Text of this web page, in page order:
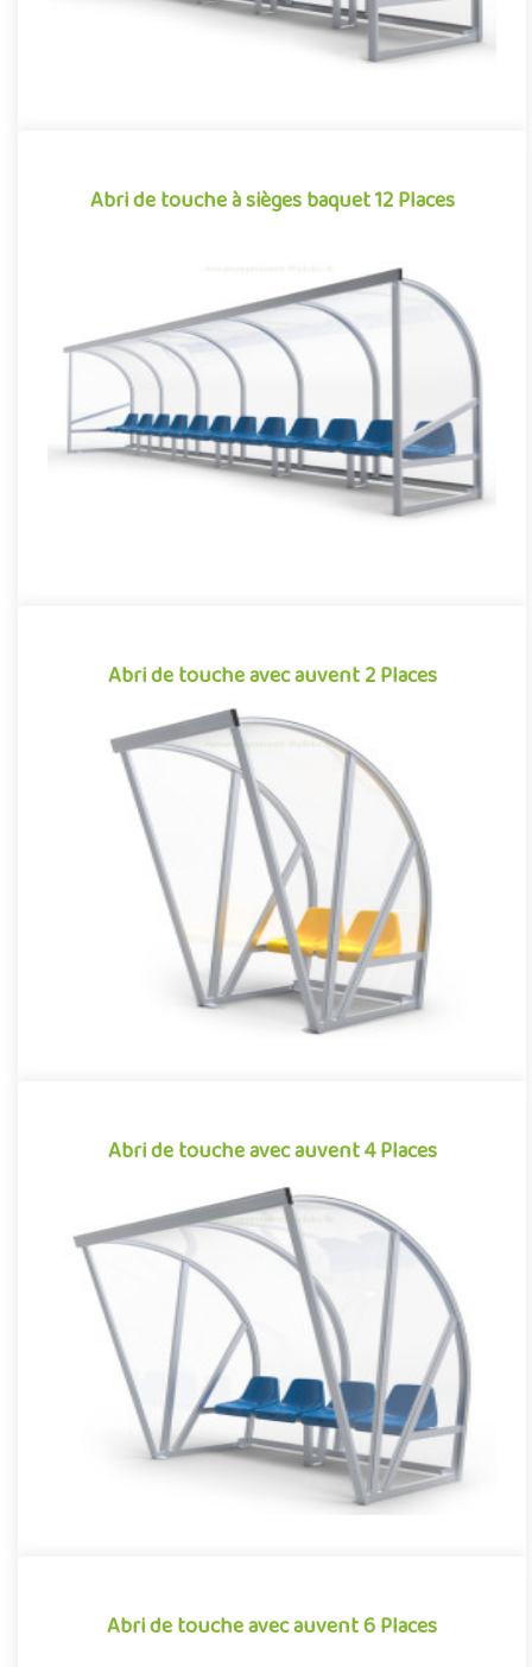
Abri de touche à sièges baquet 12 Places
Abri de touche à sièges baquet 12 Places
Football, rugby, baseball, hockey sur gazon… De nombreux
sports collectifs requièrent, dans leur pratique, la présence de
Offre partenaire
Abri de touche avec auvent 2 Places
Abri de touche avec auvent 2 Places
Équipement pour aménagements sportifs extérieurs
conjuguant confort et robustesse, cet abri de touche monobloc
garantit une i..
Offre partenaire
Abri de touche avec auvent 4 Places
Abri de touche avec auvent 4 Places
Équipement pour aménagements sportifs extérieurs
conjuguant confort et robustesse, cet abri de touche monobloc
garantit une i..
Offre partenaire
Abri de touche avec auvent 6 Places